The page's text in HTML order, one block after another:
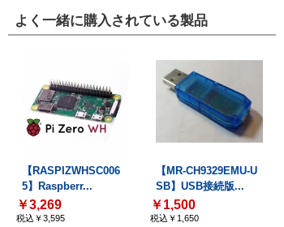
よく一緒に購入されている製品
【RASPIZWHSC006
5】Raspberr...
￥3,269
税込￥3,595
【MR-CH9329EMU-U
SB】USB接続版...
￥1,500
税込￥1,650